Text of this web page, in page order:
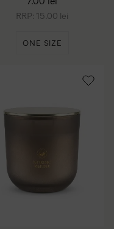
RRP: 15.00 lei
ONE SIZE